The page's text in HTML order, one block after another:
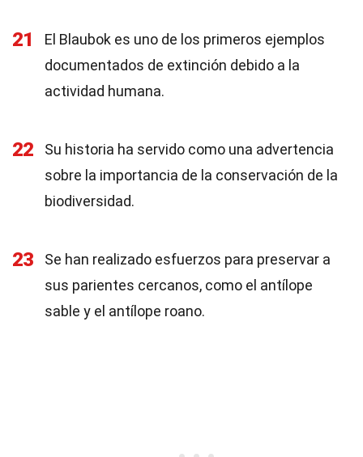
21
El Blaubok es uno de los primeros ejemplos
documentados de extinción debido a la
actividad humana.
22
Su historia ha servido como una advertencia
sobre la importancia de la conservación de la
biodiversidad.
23
Se han realizado esfuerzos para preservar a
sus parientes cercanos, como el antílope
sable y el antílope roano.